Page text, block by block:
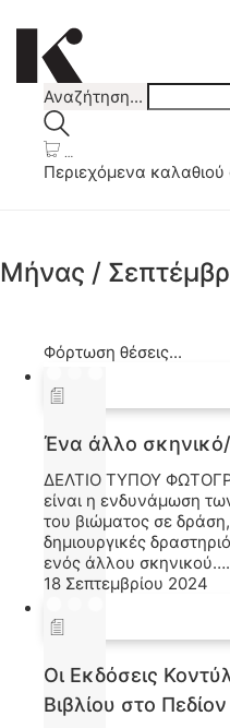
Αναζήτηση...
Περιεχόμενα
Μήνας /
Φόρτωση θέσεις...
Ένα άλλο σκηνικό/
ΔΕΛΤΙΟ ΤΥΠΟΥ
είναι η ενδυνάμωση
του βιώματος σε
δημιουργικές
ενός άλλου
18 Σεπτεμβρίου 2024
Οι Εκδόσεις
Βιβλίου στο